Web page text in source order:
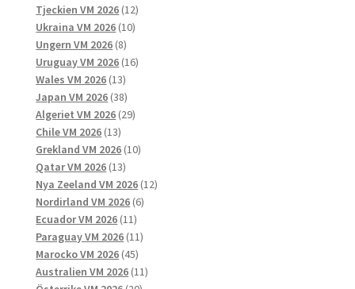
Tjeckien VM 2026 1212
Ukraina VM 2026 1010
Ungern VM 2026 88
produkter
Uruguay VM 2026 1616
Wales VM 2026 1313
produkter
Japan VM 2026 3838
produkter
Algeriet VM 2026 2929
Chile VM 2026 1313
produkter
Grekland VM 2026 1010
Qatar VM 2026 1313
produkter
Nya Zeeland VM 2026 1212
Nordirland VM 2026 66
Ecuador VM 2026 1111
produkter
Paraguay VM 2026 1111
Marocko VM 2026 4545
produkter
Australien VM 2026 1111